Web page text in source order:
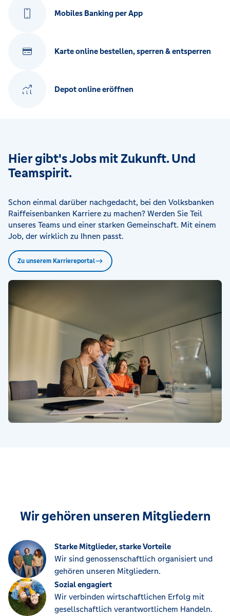
Mobiles Banking per App
Karte online bestellen, sperren & entsperren
Depot online eröffnen
Hier gibt's Jobs mit Zukunft. Und
Teamspirit.
Schon einmal darüber nachgedacht, bei den Volksbanken
Raiffeisenbanken Karriere zu machen? Werden Sie Teil
unseres Teams und einer starken Gemeinschaft. Mit einem
Job, der wirklich zu Ihnen passt.
Zu unserem Karriereportal
Wir gehören unseren Mitgliedern
Starke Mitglieder, starke Vorteile
Wir sind genossenschaftlich organisiert und
gehören unseren Mitgliedern.
Sozial engagiert
Wir verbinden wirtschaftlichen Erfolg mit
gesellschaftlich verantwortlichem Handeln.